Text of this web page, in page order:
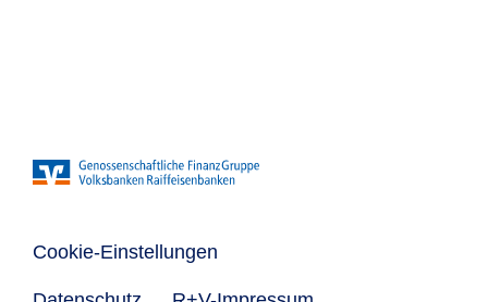
Cookie-Einstellungen